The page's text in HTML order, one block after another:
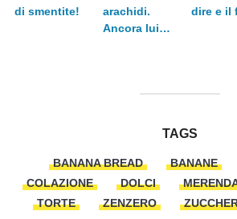
di smentite!
arachidi.
Ancora lui…
dire e il
TAGS
BANANA BREAD BANANE
COLAZIONE
DOLCI
TORTE
ZENZERO